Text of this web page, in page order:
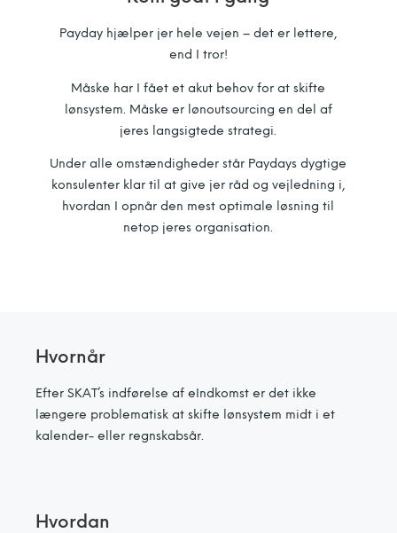
Payday hjælper jer hele vejen – det er lettere,
end I tror!
Måske har I fået et akut behov for at skifte
lønsystem. Måske er lønoutsourcing en del af
jeres langsigtede strategi.
Under alle omstændigheder står Paydays dygtige
konsulenter klar til at give jer råd og vejledning i,
hvordan I opnår den mest optimale løsning til
netop jeres organisation.
Hvornår
Efter SKAT’s indførelse af eIndkomst er det ikke
længere problematisk at skifte lønsystem midt i et
kalender- eller regnskabsår.
Hvordan